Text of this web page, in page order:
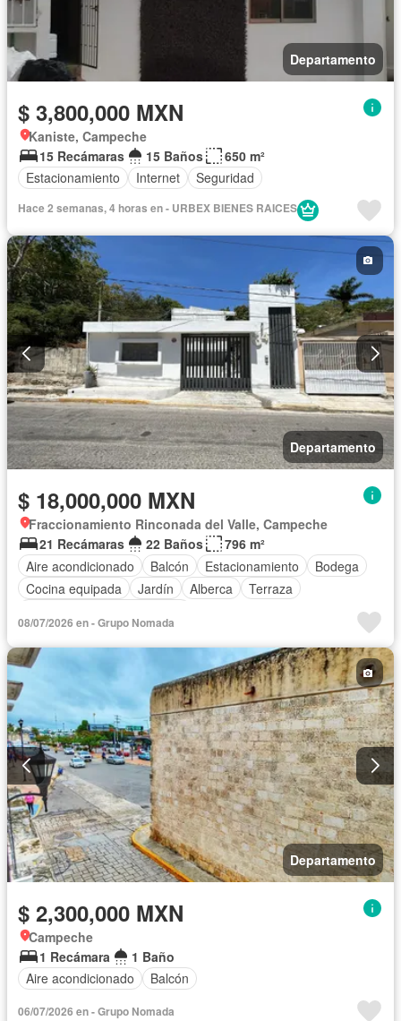
Departamento
$ 3,800,000 MXN
Kaniste, Campeche
15 Recámaras
15 Baños
650 m²
Estacionamiento
Internet Seguridad
Hace 2 semanas, 4 horas en - URBEX BIENES RAICES
Departamento
$ 18,000,000 MXN
Fraccionamiento Rinconada del Valle, Campeche
21 Recámaras
22 Baños
796 m²
Aire acondicionado
Balcón Estacionamiento
Bodega
Cocina equipada
Jardín Alberca
Terraza
08/07/2026 en - Grupo Nomada
Departamento
$ 2,300,000 MXN
Campeche
1 Recámara
1 Baño
Aire acondicionado
Balcón
06/07/2026 en - Grupo Nomada